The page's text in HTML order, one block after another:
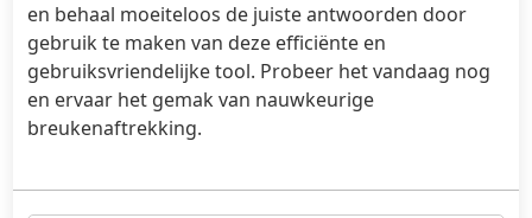
en behaal moeiteloos de juiste antwoorden door
gebruik te maken van deze efficiënte en
gebruiksvriendelijke tool. Probeer het vandaag nog
en ervaar het gemak van nauwkeurige
breukenaftrekking.